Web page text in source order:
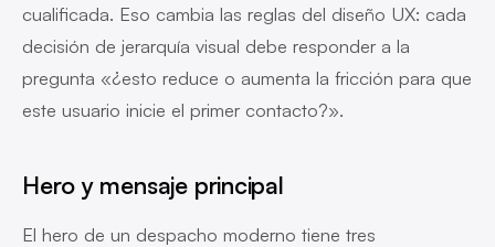
cualificada. Eso cambia las reglas del diseño UX: cada
decisión de jerarquía visual debe responder a la
pregunta «¿esto reduce o aumenta la fricción para que
este usuario inicie el primer contacto?».
Hero y mensaje principal
El hero de un despacho moderno tiene tres